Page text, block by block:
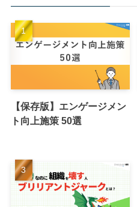
【保存版】エンゲージメン
ト向上施策 50選